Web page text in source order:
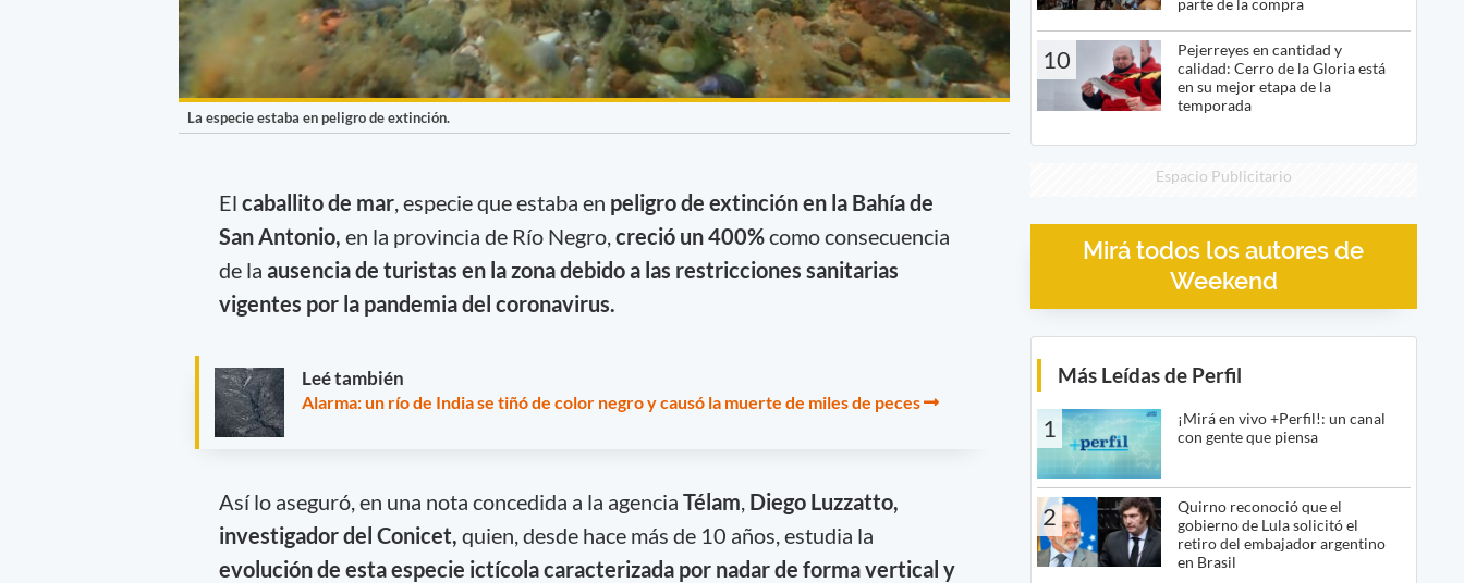
La especie estaba en peligro de extinción.
El caballito de mar, especie que estaba en peligro de extinción en la Bahía de
San Antonio, en la provincia de Río Negro, creció un 400%como consecuencia
de la ausencia de turistas en la zona debido a las restricciones sanitarias
vigentes por la pandemia del coronavirus.
Leé también
Alarma: un río de India se tiñó de color negro y causó la muerte de miles de peces
Así lo aseguró, en una nota concedida a la agencia Télam Diego Luzzatto,
investigador del Conicet, quien, desde hace más de 10 años, estudia la
evolución de esta especie ictícola caracterizada por nadar de forma vertical y
parte de la compra
10
Pejerreyes en cantidad y
calidad: Cerro de la Gloria está
en su mejor etapa de la
temporada
Espacio Publicitario
Mirá todos los autores de
Weekend
Más Leídas de Perfil
1
¡Mirá en vivo +Perfil!: un canal
con gente que piensa
2
Quirno reconoció que el
gobierno de Lula solicitó el
retiro del embajador argentino
en Brasil